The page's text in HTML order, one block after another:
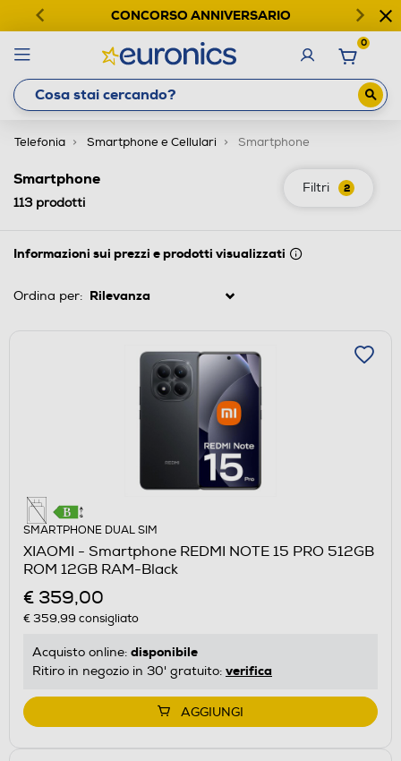
CONCORSO ANNIVERSARIO
0
Telefonia Smartphone e Cellulari Smartphone
Filtri 2
Smartphone
113prodotti
Informazioni sui prezzi e prodotti visualizzati
Ordina per:
SMARTPHONE DUAL SIM
XIAOMI - Smartphone REDMI NOTE 15 PRO 512GB
ROM 12GB RAM-Black
€ 359,00
€ 359,99 consigliato
Acquisto online: disponibile
Ritiro in negozio in 30' gratuito: verifica
AGGIUNGI